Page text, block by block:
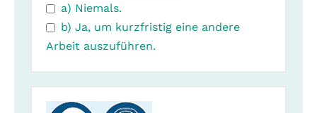
a) Niemals.
b) Ja, um kurzfristig eine andere
Arbeit auszuführen.